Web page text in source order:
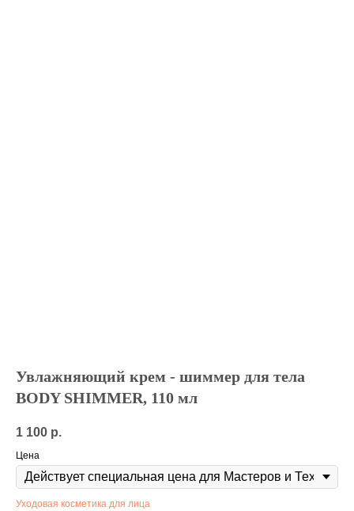
Увлажняющий крем - шиммер для тела
BODY SHIMMER, 110 мл
1 100 р.
Цена
Уходовая косметика для лица